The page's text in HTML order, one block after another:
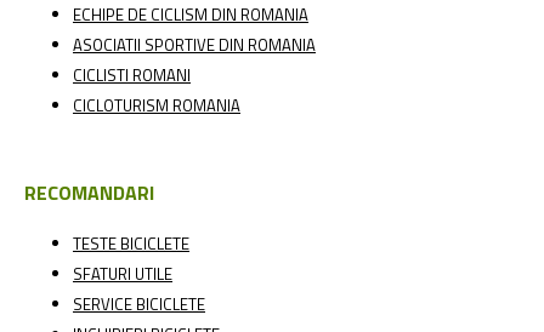
ECHIPE DE CICLISM DIN ROMANIA
ASOCIATII SPORTIVE DIN ROMANIA
CICLISTI ROMANI
CICLOTURISM ROMANIA
RECOMANDARI
TESTE BICICLETE
SFATURI UTILE
SERVICE BICICLETE